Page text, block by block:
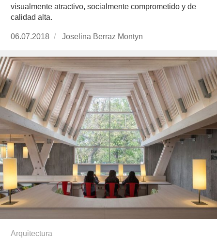
visualmente atractivo, socialmente comprometido y de
calidad alta.
Publicado
06.07.2018
https://www.experimenta.es/author/joselina-
montyn/
Joselina Berraz Montyn
Arquitectura